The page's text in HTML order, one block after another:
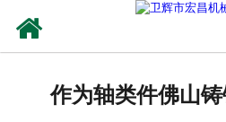
作为轴类件佛山